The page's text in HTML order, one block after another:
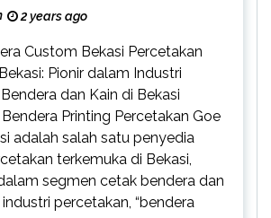
2 years ago
Custom Bekasi Percetakan
Pionir dalam Industri
dan Kain di Bekasi
Printing Percetakan Goe
adalah salah satu penyedia
terkemuka di Bekasi,
segmen cetak bendera dan
percetakan, “bendera